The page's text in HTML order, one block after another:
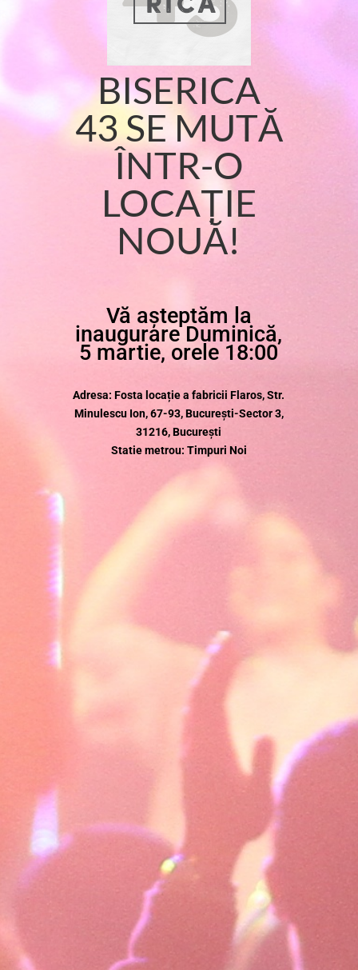
BISERICA
43 SE MUTĂ
ÎNTR-O
LOCAȚIE
NOUĂ!
Vă așteptăm la
inaugurare Duminică,
5 martie, orele 18:00
Adresa: Fosta locație a fabricii Flaros, Str.
Minulescu Ion, 67-93, București-Sector 3,
31216, București
Statie metrou: Timpuri Noi